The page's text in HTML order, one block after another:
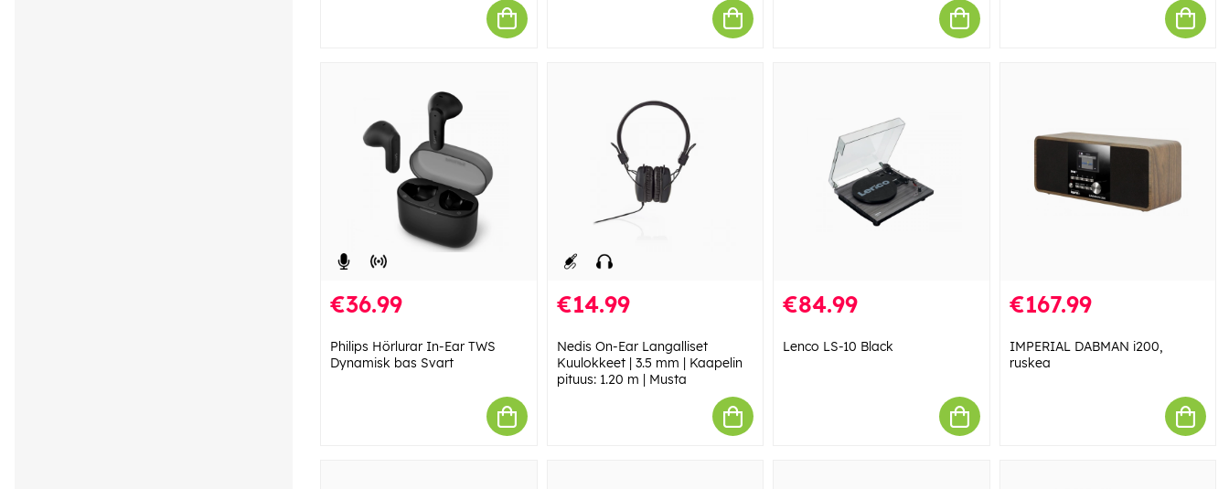
€36.99
Philips Hörlurar In-Ear TWS
Dynamisk bas Svart
€14.99
Nedis On-Ear Langalliset
Kuulokkeet | 3.5 mm | Kaapelin
pituus: 1.20 m | Musta
€84.99
Lenco LS-10 Black
€167.99
IMPERIAL DABMAN i200,
ruskea